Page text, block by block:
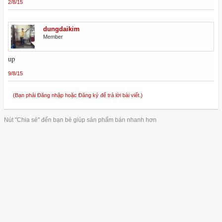
2/8/15
dungdaikim
Member
up
9/8/15
(Bạn phải Đăng nhập hoặc Đăng ký để trả lời bài viết.)
Nút "Chia sẻ" đến bạn bè giúp sản phẩm bán nhanh hơn